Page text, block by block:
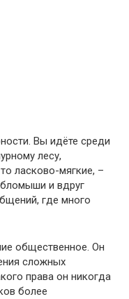
Вы идёте среди
лесу,
ласково-мягкие, –
и вдруг
где много
общественное. Он
сложных
права он никогда
более